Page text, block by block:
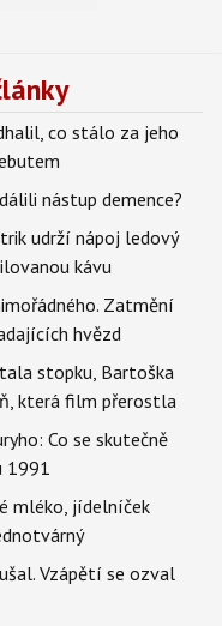
co stálo za jeho
nástup demence?
udrží nápoj ledový
kávu
Zatmění
hvězd
stopku, Bartoška
která film přerostla
Co se skutečně
1991
mléko, jídelníček
Vzápětí se ozval